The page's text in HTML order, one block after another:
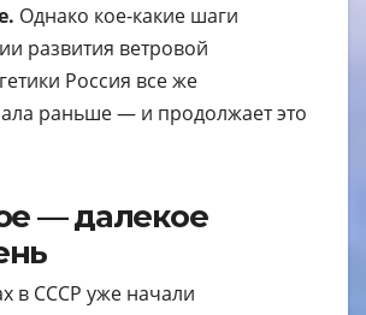
Однако кое-какие шаги
развития ветровой
Россия все же
раньше — и продолжает это
— далекое
в СССР уже начали